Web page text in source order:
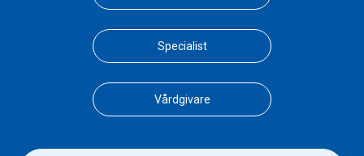
Specialist
Vårdgivare